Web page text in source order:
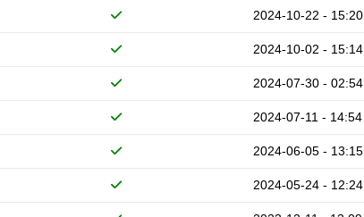
2024-10-22 - 15:20
2024-10-02 - 15:14
2024-07-30 - 02:54
2024-07-11 - 14:54
2024-06-05 - 13:15
2024-05-24 - 12:24